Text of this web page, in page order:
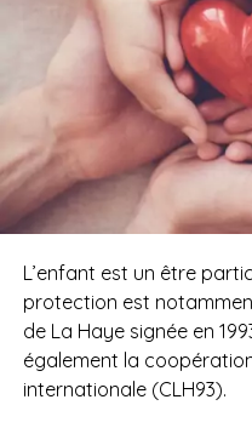
L’enfant est un être
protection est
de La Haye signée en
également la
internationale (CLH93).